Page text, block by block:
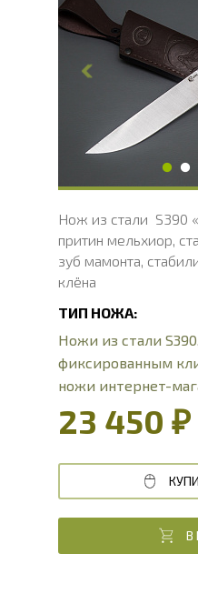
Общая длина, мм
Длина клинка, мм
Ширина клинка, мм
Толщина обуха, мм
Ширина рукояти, мм
Длина рукояти, мм
Толщина рукояти, мм
Твердость клинка,
Нож из стали S390
притин мельхиор,
зуб мамонта,
клёна
ТИП НОЖА:
Ножи из стали S390,
фиксированным
ножи интернет-
23 450 ₽
В